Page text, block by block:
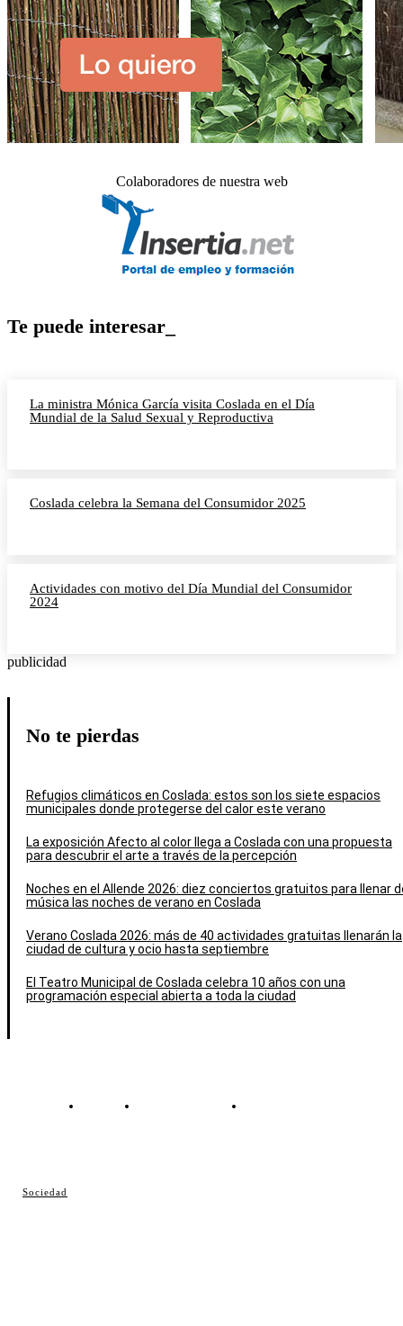
Sociedad
Colaboradores de nuestra web
Te puede interesar_
La ministra Mónica García visita Coslada en el Día
Mundial de la Salud Sexual y Reproductiva
Coslada celebra la Semana del Consumidor 2025
Actividades con motivo del Día Mundial del Consumidor
2024
publicidad
No te pierdas
Refugios climáticos en Coslada: estos son los siete espacios
municipales donde protegerse del calor este verano
La exposición Afecto al color llega a Coslada con una propuesta
para descubrir el arte a través de la percepción
Noches en el Allende 2026: diez conciertos gratuitos para llenar
música las noches de verano en Coslada
Verano Coslada 2026: más de 40 actividades gratuitas llenarán la
ciudad de cultura y ocio hasta septiembre
El Teatro Municipal de Coslada celebra 10 años con una
programación especial abierta a toda la ciudad
Contacto Política de cookies